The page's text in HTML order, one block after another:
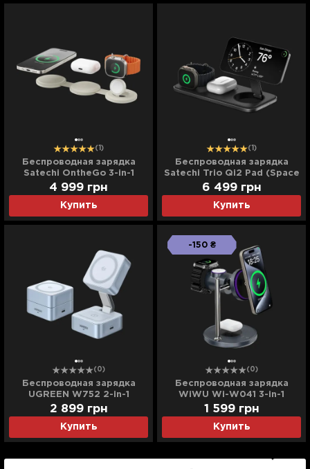
(1)
Беспроводная зарядка
Satechi OntheGo 3-in-1
(Sand) (ST-QTG31W)
Купить
4 999 грн
(1)
Беспроводная зарядка
Satechi Trio Qi2 Pad (Space
Grey) (ST-QTPM-EA)
Купить
6 499 грн
(0)
Беспроводная зарядка
UGREEN W752 2-in-1
Magnetic Wireless Charger
25W QI2.2 (Starlight Blue)
Купить
2 899 грн
-150 ₴
(0)
Беспроводная зарядка
WiWU Wi-W041 3-in-1
Magnetic Wireless Charger
(Black)
Купить
1 599 грн